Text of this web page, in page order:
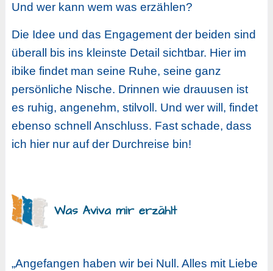
Und wer kann wem was erzählen?
Die Idee und das Engagement der beiden sind
überall bis ins kleinste Detail sichtbar. Hier im
ibike findet man seine Ruhe, seine ganz
persönliche Nische. Drinnen wie drauusen ist
es ruhig, angenehm, stilvoll. Und wer will, findet
ebenso schnell Anschluss. Fast schade, dass
ich hier nur auf der Durchreise bin!
Was Aviva mir erzählt
„Angefangen haben wir bei Null. Alles mit Liebe